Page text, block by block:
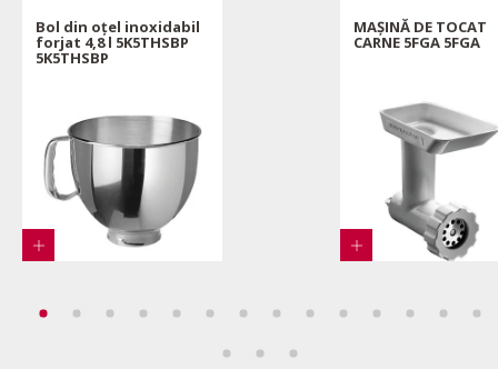
Bol din oțel inoxidabil
forjat 4,8 l 5K5THSBP
5K5THSBP
MAȘINĂ DE TOCAT
CARNE 5FGA 5FGA